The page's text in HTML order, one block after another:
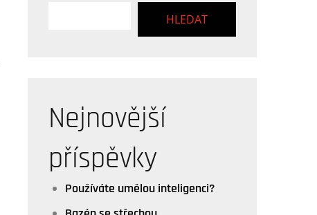
HLEDAT
Nejnovější
příspěvky
Používáte umělou inteligenci?